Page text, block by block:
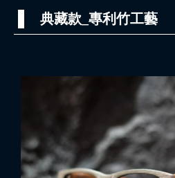
典藏款_專利竹工藝